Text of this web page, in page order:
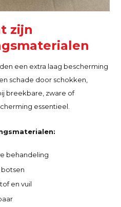
zijn
een extra laag bescherming
schade door schokken,
breekbare, zware of
essentieel.
behandeling
en vuil